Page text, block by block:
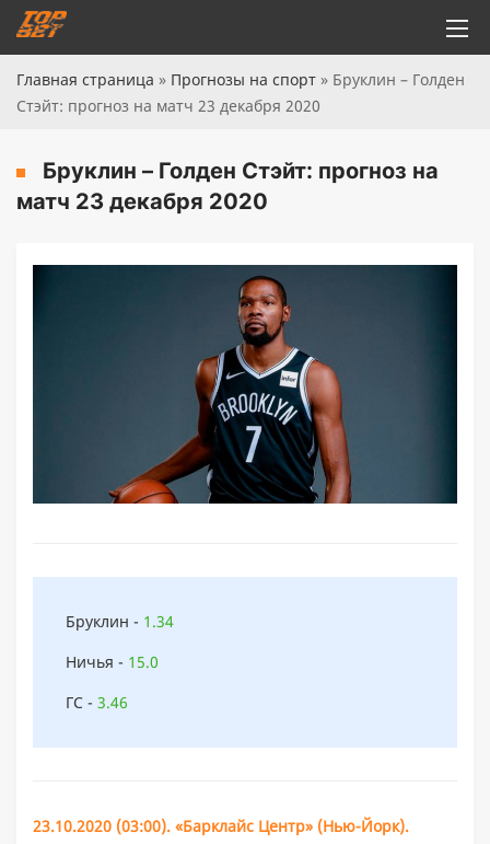
Главная страница » Прогнозы на спорт » Бруклин – Голден
Стэйт: прогноз на матч 23 декабря 2020
Бруклин – Голден Стэйт: прогноз на
матч 23 декабря 2020
Бруклин - 1.34
Ничья - 15.0
ГС - 3.46
23.10.2020 (03:00). «Барклайс Центр» (Нью-Йорк).